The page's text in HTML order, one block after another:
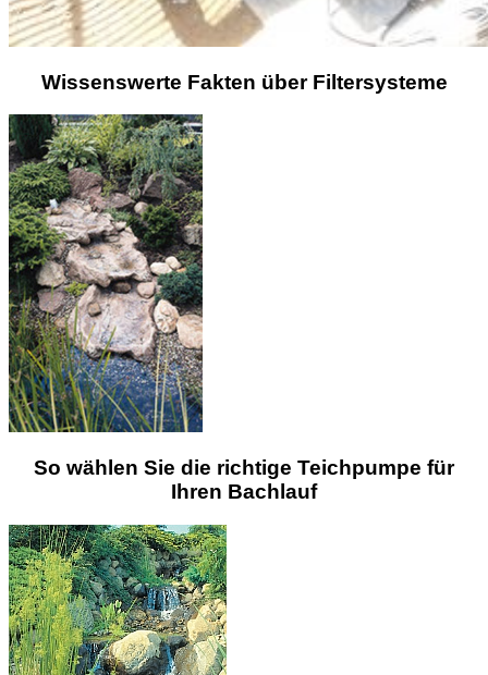
Wissenswerte Fakten über Filtersysteme
So wählen Sie die richtige Teichpumpe für
Ihren Bachlauf